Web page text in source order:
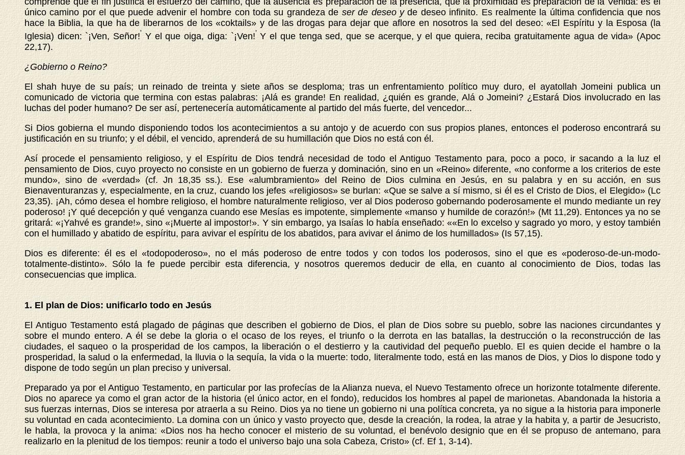
único camino por el que puede advenir el hombre con toda su grandeza de ser de deseo yde deseo infinito. Es realmente la última confidencia que nos
hace la Biblia, la que ha de liberarnos de los «coktails» y de las drogas para dejar que aflore en nosotros la sed del deseo: «El Espíritu y la Esposa (la
Iglesia) dicen: `¡Ven, Señor!'Y el que oiga, diga: `¡Ven!' Y el que tenga sed, que se acerque, y el que quiera, reciba gratuitamente agua de vida» (Apoc
22,17).
¿Gobierno o Reino?
El shah huye de su país; un reinado de treinta y siete años se desploma; tras un enfrentamiento político muy duro, el ayatollah Jomeini publica un
comunicado de victoria que termina con estas palabras: ¡Alá es grande! En realidad, ¿quién es grande, Alá o Jomeini? ¿Estará Dios involucrado en las
luchas del poder humano? De ser así, pertenecería automáticamente al partido del más fuerte, del vencedor...
Si Dios gobierna el mundo disponiendo todos los acontecimientos a su antojo y de acuerdo con sus propios planes, entonces el poderoso encontrará su
justificación en su triunfo; y el débil, el vencido, aprenderá de su humillación que Dios no está con él.
Así procede el pensamiento religioso, y el Espíritu de Dios tendrá necesidad de todo el Antiguo Testamento para, poco a poco, ir sacando a la luz el
pensamiento de Dios, cuyo proyecto no consiste en un gobierno de fuerza y dominación, sino en un «Reino» diferente, «no conforme a los criterios de este
mundo», sino de «verdad» (cf. Jn 18,35 ss.). Ese «alumbramiento» del Reino de Dios culmina en Jesús, en su palabra y en su acción, en sus
Bienaventuranzas y, especialmente, en la cruz, cuando los jefes «religiosos» se burlan: «Que se salve a sí mismo, si él es el Cristo de Dios, el Elegido» (Lc
23,35). ¡Ah, cómo desea el hombre religioso, el hombre naturalmente religioso, ver al Dios poderoso gobernando poderosamente el mundo mediante un rey
poderoso! ¡Y qué decepción y qué venganza cuando ese Mesías es impotente, simplemente «manso y humilde de corazón!» (Mt 11,29). Entonces ya no se
gritará: «¡Yahvé es grande!», sino «¡Muerte al impostor!». Y sin embargo, ya Isaías lo había enseñado: ««En lo excelso y sagrado yo moro, y estoy también
con el humillado y abatido de espíritu, para avivar el espíritu de los abatidos, para avivar el ánimo de los humillados» (Is 57,15).
Dios es diferente: él es el «todopoderoso», no el más poderoso de entre todos y con todos los poderosos, sino el que es «poderoso-de-un-modo-
totalmente-distinto». Sólo la fe puede percibir esta diferencia, y nosotros queremos deducir de ella, en cuanto al conocimiento de Dios, todas las
consecuencias que implica.
1. El plan de Dios: unificarlo todo en Jesús
El Antiguo Testamento está plagado de páginas que describen el gobierno de Dios, el plan de Dios sobre su pueblo, sobre las naciones circundantes y
sobre el mundo entero. A él se debe la gloria o el ocaso de los reyes, el triunfo o la derrota en las batallas, la destrucción o la reconstrucción de las
ciudades, el saqueo o la prosperidad de los campos, la liberación o el destierro y la cautividad del pequeño pueblo. El es quien decide el hambre o la
prosperidad, la salud o la enfermedad, la lluvia o la sequía, la vida o la muerte: todo, literalmente todo, está en las manos de Dios, y Dios lo dispone todo y
dispone de todo según un plan preciso y universal.
Preparado ya por el Antiguo Testamento, en particular por las profecías de la Alianza nueva, el Nuevo Testamento ofrece un horizonte totalmente diferente.
Dios no aparece ya como el gran actor de la historia (el único actor, en el fondo), reducidos los hombres al papel de marionetas. Abandonada la historia a
sus fuerzas internas, Dios se interesa por atraerla a su Reino. Dios ya no tiene un gobierno ni una política concreta, ya no sigue a la historia para imponerle
su voluntad en cada acontecimiento. La domina con un único y vasto proyecto que, desde la creación, la rodea, la atrae y la habita y, a partir de Jesucristo,
le habla, la provoca y la anima: «Dios nos ha hecho conocer el misterio de su voluntad, el benévolo designio que en él se propuso de antemano, para
realizarlo en la plenitud de los tiempos: reunir a todo el universo bajo una sola Cabeza, Cristo» (cf. Ef 1, 3-14).